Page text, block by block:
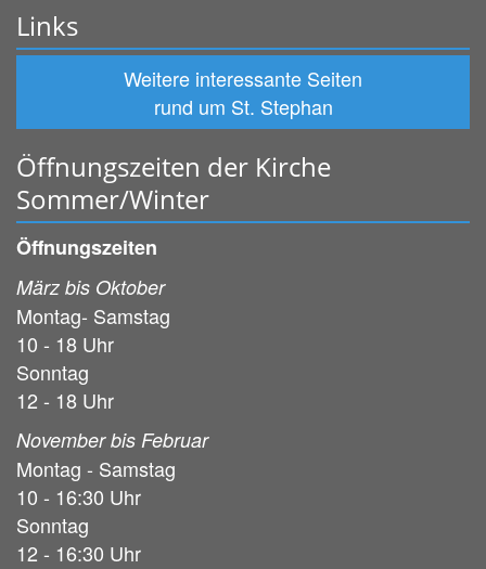
Links
Weitere interessante Seiten
rund um St. Stephan
Öffnungszeiten der Kirche
Sommer/Winter
Öffnungszeiten
März bis Oktober
Montag- Samstag
10 - 18 Uhr
Sonntag
12 - 18 Uhr
November bis Februar
Montag - Samstag
10 - 16:30 Uhr
Sonntag
12 - 16:30 Uhr